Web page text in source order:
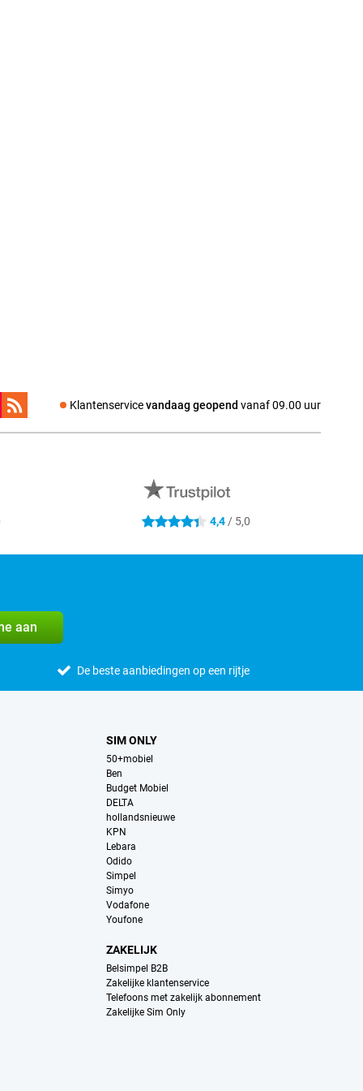
Klantenservicevandaag geopend vanaf 09.00 uur
4.4 sterren 4,4 / 5,0
aan
De beste aanbiedingen op een rijtje
SIM ONLY
50+mobiel
Ben
Budget Mobiel
DELTA
hollandsnieuwe
KPN
Lebara
Odido
Simpel
Simyo
Vodafone
Youfone
ZAKELIJK
Belsimpel B2B
Zakelijke klantenservice
Telefoons met zakelijk abonnement
Zakelijke Sim Only